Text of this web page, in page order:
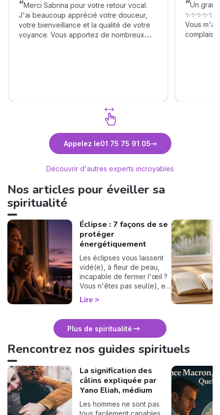
Merci Sabrina pour votre retour vocal.
J'ai beaucoup apprécié votre douceur,
votre bienveillance et la qualité de votre
voyance. Vous apportez de nombreux
Découvrez Sabrina de Saint Ange
Un
Vous
Appelez le01 75 75 91 05
Découvrir d'autres experts incroyables
Nos articles pour éveiller sa
spiritualité
Éclipse : 7 façons de se
protéger
énergétiquement
Les éclipses vous laissent
vidé(e), à fleur de peau,
incapable de fermer l'œil ?
Vous n'êtes pas seul(e), et
surtout : ça se traverse en
douceur. Voici 7 gestes
vous protéger
énergétiquement et
intérieur. 🛡️🌒
Lire
Plus de spiritualité
Rencontrez nos guides spirituels
La signification des
câlins expliquée par
Yano Eliah, médium
Les hommes ne sont pas